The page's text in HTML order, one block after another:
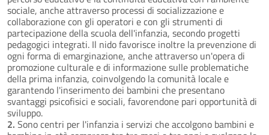
sociale, anche attraverso processi di socializzazione e
collaborazione con gli operatori e con gli strumenti di
partecipazione della scuola dell'infanzia, secondo progetti
pedagogici integrati. Il nido favorisce inoltre la prevenzione di
ogni forma di emarginazione, anche attraverso un'opera di
promozione culturale e di informazione sulle problematiche
della prima infanzia, coinvolgendo la comunità locale e
garantendo l'inserimento dei bambini che presentano
svantaggi psicofisici e sociali, favorendone pari opportunità di
sviluppo.
2. Sono centri per l'infanzia i servizi che accolgono bambini e